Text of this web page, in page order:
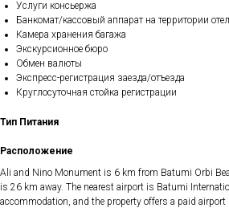
Услуги консьержа
Банкомат/кассовый аппарат на территории
Камера хранения багажа
Экскурсионное бюро
Обмен валюты
Экспресс-регистрация заезда/отъезда
Круглосуточная стойка регистрации
Тип Питания
Расположение
Ali and Nino Monument is 6 km from Batumi Orbi
is 26 km away. The nearest airport is Batumi
accommodation, and the property offers a paid airport